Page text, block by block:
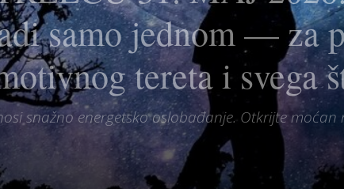
samo jednom — za
tereta i svega
snažno energetsko oslobađanje. Otkrijte